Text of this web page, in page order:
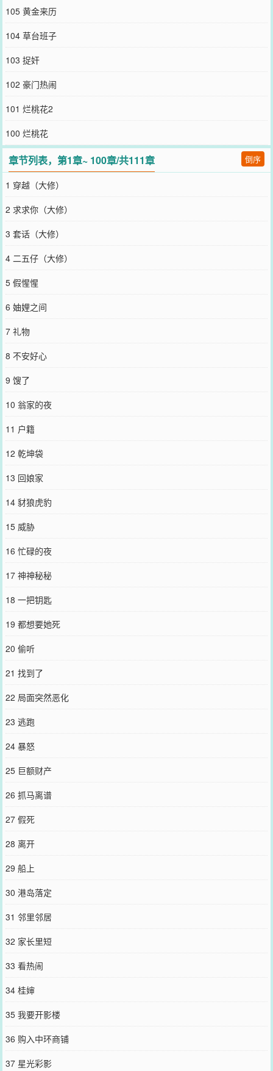
105 黄金来历
104 草台班子
103 捉奸
102 豪门热闹
101 烂桃花2
100 烂桃花
章节列表，第1章~ 100章/共111章 倒序
1 穿越（大修）
2 求求你（大修）
3 套话（大修）
4 二五仔（大修）
5 假惺惺
6 妯娌之间
7 礼物
8 不安好心
9 馊了
10 翁家的夜
11 户籍
12 乾坤袋
13 回娘家
14 豺狼虎豹
15 威胁
16 忙碌的夜
17 神神秘秘
18 一把钥匙
19 都想要她死
20 偷听
21 找到了
22 局面突然恶化
23 逃跑
24 暴怒
25 巨额财产
26 抓马离谱
27 假死
28 离开
29 船上
30 港岛落定
31 邻里邻居
32 家长里短
33 看热闹
34 桂婶
35 我要开影楼
36 购入中环商铺
37 星光彩影